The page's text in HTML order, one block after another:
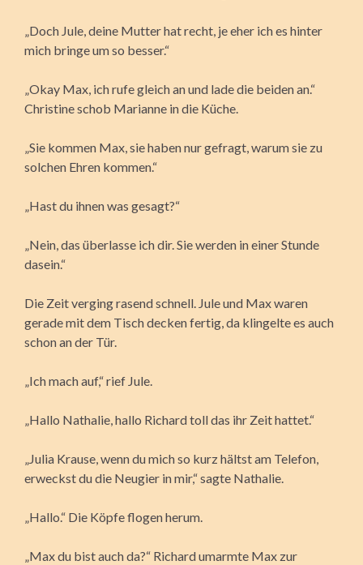
„Doch Jule, deine Mutter hat recht, je eher ich es hinter
mich bringe um so besser.“
„Okay Max, ich rufe gleich an und lade die beiden an.“
Christine schob Marianne in die Küche.
„Sie kommen Max, sie haben nur gefragt, warum sie zu
solchen Ehren kommen.“
„Hast du ihnen was gesagt?“
„Nein, das überlasse ich dir. Sie werden in einer Stunde
dasein.“
Die Zeit verging rasend schnell. Jule und Max waren
gerade mit dem Tisch decken fertig, da klingelte es auch
schon an der Tür.
„Ich mach auf,“ rief Jule.
„Hallo Nathalie, hallo Richard toll das ihr Zeit hattet.“
„Julia Krause, wenn du mich so kurz hältst am Telefon,
erweckst du die Neugier in mir,“ sagte Nathalie.
„Hallo.“ Die Köpfe flogen herum.
„Max du bist auch da?“ Richard umarmte Max zur